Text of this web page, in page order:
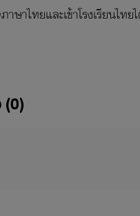
ภาษาไทยและเข้าโรงเรียน
น้องต้นน้ำ...ลูกชายหัวแก้วหั
ะไร จึงเอาลูกชายตัวแสบกลับ
ความรักของเธอและเขาจะเ
(0)